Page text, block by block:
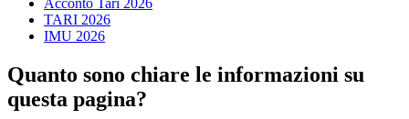
Acconto Tari 2026
TARI 2026
IMU 2026
Quanto sono chiare le informazioni su
questa pagina?